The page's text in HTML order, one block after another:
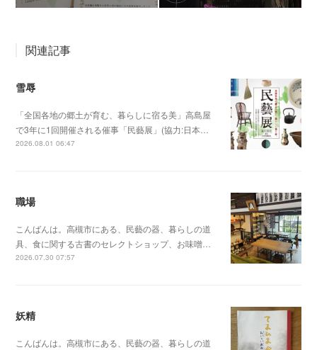
関連記事
雪辱
「全国各地の郷土が育む、暮らしに宿る美」高島屋
で3年に1回開催される催事「民藝展」(協力:日本…
2026.08.01 06:47
職場
こんばんは。高槻市にある、民藝の器、暮らしの道
具、食に関する古書のセレクトショップ、お味噌…
2026.07.30 07:57
妖精
こんばんは。高槻市にある、民藝の器、暮らしの道